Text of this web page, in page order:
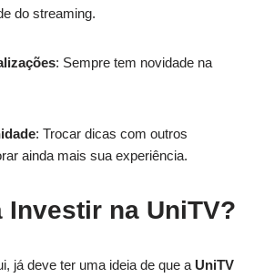
do streaming.
: Sempre tem novidade na
: Trocar dicas com outros
ainda mais sua experiência.
Investir na UniTV?
já deve ter uma ideia de que a UniTV